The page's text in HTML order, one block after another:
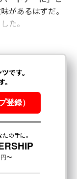
があるはずだ。
た。